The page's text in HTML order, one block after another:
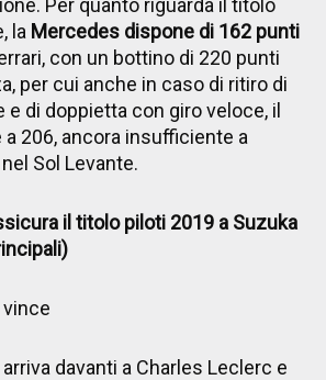
la Mercedes dispone di 162 punti
con un bottino di 220 punti
per cui anche in caso di ritiro di
e di doppietta con giro veloce, il
206, ancora insufficiente a
Sol Levante.
il titolo piloti 2019 a Suzuka
vince
arriva davanti a Charles Leclerc e